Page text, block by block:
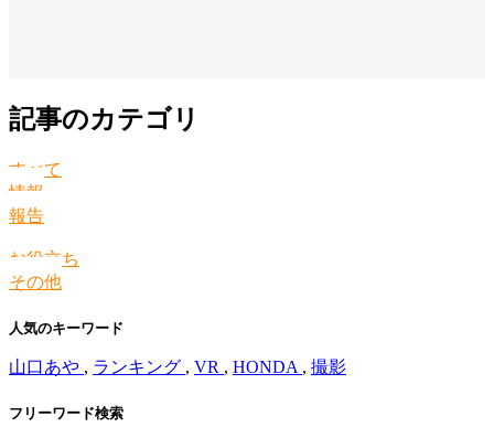
記事のカテゴリ
すべて
情報
報告
お役立ち
その他
人気のキーワード
山口あや , ランキング , VR , HONDA , 撮影
フリーワード検索